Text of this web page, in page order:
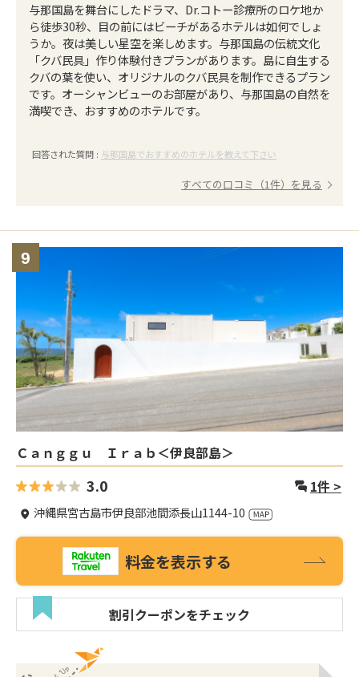
与那国島を舞台にしたドラマ、Dr.コトー診療所のロケ地か
ら徒歩30秒、目の前にはビーチがあるホテルは如何でしょ
うか。夜は美しい星空を楽しめます。与那国島の伝統文化
「クバ民具」作り体験付きプランがあります。島に自生する
クバの葉を使い、オリジナルのクバ民具を制作できるプラン
です。オーシャンビューのお部屋があり、与那国島の自然を
満喫でき、おすすめのホテルです。
回答された質問 : 与那国島でおすすめのホテルを教えて下さい
すべての口コミ（1件）を見る
9
Ｃａｎｇｇｕ Ｉｒａｂ＜伊良部島＞
3.0 1件 >
沖縄県宮古島市伊良部池間添長山1144-10
料金を表示する
割引クーポンをチェック